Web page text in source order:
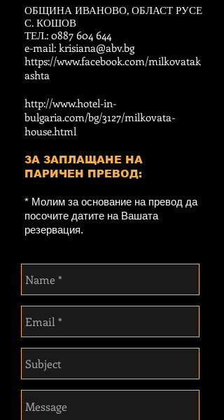
ОБЩИНА ИВАНОВО, ОБЛАСТ РУСЕ
С. КОШОВ
ТЕЛ.: 0887 604 644
e-mail: krisiana@abv.bg
https://www.facebook.com/milkovatak
ashta
http://www.hotel-in-
bulgaria.com/bg/3127/milkovata-
house.html
ЗА ЗАПЛАЩАНЕ НА
ПАРИЧЕН ПРЕВОД:
* Молим за основание на превод да
посочите датите на Вашата
резервация.